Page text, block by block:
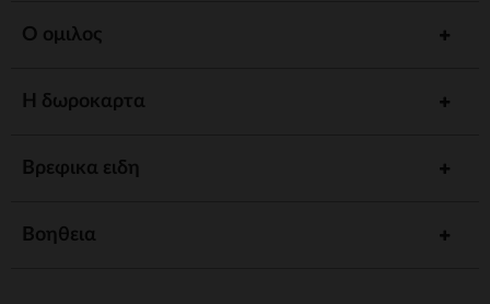
Ο ομιλος
Η δωροκαρτα
Βρεφικα ειδη
Βοηθεια